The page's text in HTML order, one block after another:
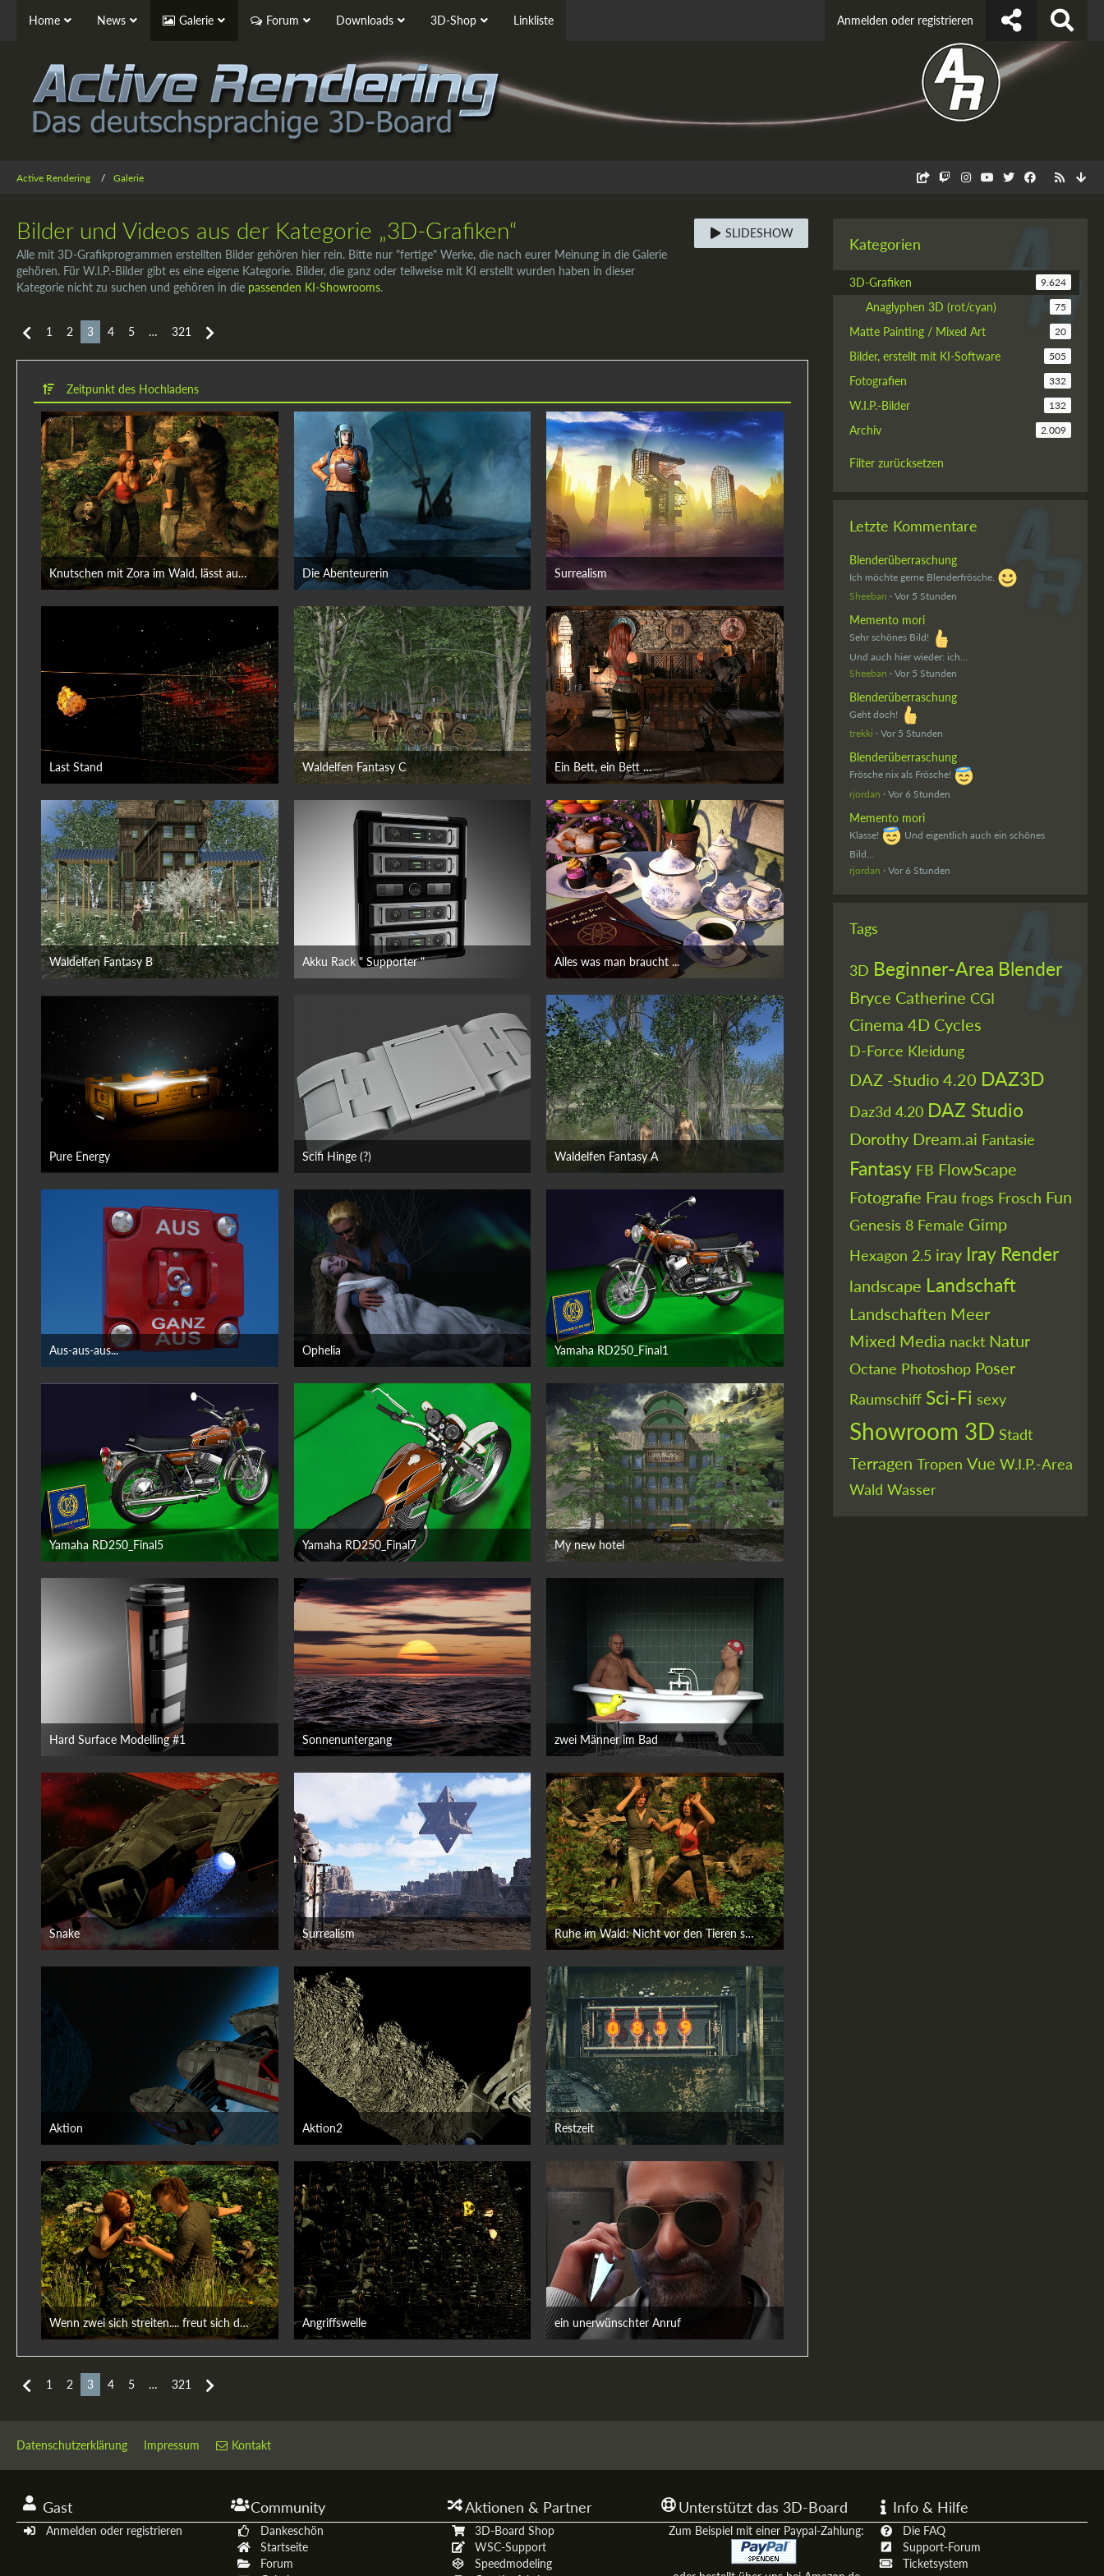
Home News Galerie Forum Downloads 3D-Shop Linkliste Anmelden oder registrieren
Active Rendering Galerie
Bilder und Videos aus der Kategorie „3D-Grafiken“
Alle mit 3D-Grafikprogrammen erstellten Bilder gehören hier rein. Bitte nur "fertige" Werke, die nach eurer Meinung in die Galerie
gehören. Für W.I.P.-Bilder gibt es eine eigene Kategorie. Bilder, die ganz oder teilweise mit KI erstellt wurden haben in dieser
Kategorie nicht zu suchen und gehören in die passenden KI-Showrooms.
SLIDESHOW
1 2 3 4 5 … 321
Zeitpunkt des Hochladens
Knutschen mit Zora im Wald, lässt auch das Wölflein nicht kalt
26. Juni 2026
Die Abenteurerin
25. Juni 2026
Surrealism
25. Juni 2026
Last Stand
25. Juni 2026
Waldelfen Fantasy C
25. Juni 2026
Ein Bett, ein Bett …
24. Juni 2026
Waldelfen Fantasy B
24. Juni 2026
Akku Rack " Supporter "
23. Juni 2026
Alles was man braucht ...
23. Juni 2026
Pure Energy
23. Juni 2026
Scifi Hinge (?)
21. Juni 2026
Waldelfen Fantasy A
21. Juni 2026
Aus-aus-aus...
21. Juni 2026
Ophelia
18. Juni 2026
Yamaha RD250_Final1
18. Juni 2026
Yamaha RD250_Final5
18. Juni 2026
Yamaha RD250_Final7
18. Juni 2026
My new hotel
18. Juni 2026
Hard Surface Modelling #1
17. Juni 2026
Sonnenuntergang
17. Juni 2026
zwei Männer im Bad
16. Juni 2026
Snake
16. Juni 2026
Surrealism
16. Juni 2026
Ruhe im Wald: Nicht vor den Tieren streiten!
15. Juni 2026
Aktion
15. Juni 2026
Aktion2
15. Juni 2026
Restzeit
15. Juni 2026
Wenn zwei sich streiten.... freut sich das Tierchen
14. Juni 2026
Angriffswelle
14. Juni 2026
ein unerwünschter Anruf
13. Juni 2026
1 2 3 4 5 … 321
Kategorien
3D-Grafiken 9.624
Anaglyphen 3D (rot/cyan) 75
Matte Painting / Mixed Art 20
Bilder, erstellt mit KI-Software 505
Fotografien 332
W.I.P.-Bilder 132
Archiv 2.009
Filter zurücksetzen
Letzte Kommentare
Blenderüberraschung
Ich möchte gerne Blenderfrösche.
Sheeban
Vor 5 Stunden
Memento mori
Sehr schönes Bild!
Und auch hier wieder: ich…
Sheeban
Vor 5 Stunden
Blenderüberraschung
Geht doch!
trekki
Vor 5 Stunden
Blenderüberraschung
Frösche nix als Frösche!
rjordan
Vor 6 Stunden
Memento mori
Klasse!
Und eigentlich auch ein schönes
Bild…
rjordan
Vor 6 Stunden
Tags
3D Beginner-Area Blender
Bryce Catherine CGI
Cinema 4D Cycles
D-Force Kleidung
DAZ -Studio 4.20 DAZ3D
Daz3d 4.20 DAZ Studio
Dorothy Dream.ai Fantasie
Fantasy FB FlowScape
Fotografie Frau frogs Frosch Fun
Genesis 8 Female Gimp
Hexagon 2.5 iray Iray Render
landscape Landschaft
Landschaften Meer
Mixed Media nackt Natur
Octane Photoshop Poser
Raumschiff Sci-Fi sexy
Showroom 3D Stadt
Terragen Tropen Vue W.I.P.-Area
Wald Wasser
Datenschutzerklärung Impressum Kontakt
Gast
Anmelden oder registrieren
Community
Dankeschön
Startseite
Forum
Aktionen & Partner
3D-Board Shop
WSC-Support
Speedmodeling
Unterstützt das 3D-Board
Zum Beispiel mit einer Paypal-Zahlung:
Info & Hilfe
Die FAQ
Support-Forum
Ticketsystem